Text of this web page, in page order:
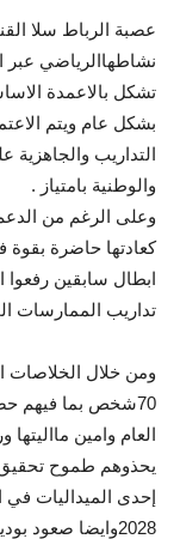
عصبة الرباط سلا
نشاطهاالرياضي
تشكل بالاعمدة
بشكل عام ويتم
التداريب
والوطنية بامتياز .
وعلى الرغم من
كعادتها حاضرة بقوة
ابطال سابقين رفعوا
تداريب الممارسات
ومن خلال الخلاصات
70شخص بما فيهم
العام وامين
يحذوهم طموح تحقيق
إحدى الميداليات في
2028وايضا صعود